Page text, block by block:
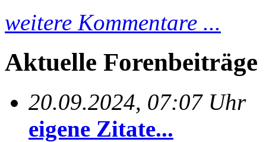
weitere Kommentare ...
Aktuelle Forenbeiträge
20.09.2024, 07:07 Uhr
eigene Zitate...